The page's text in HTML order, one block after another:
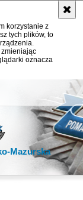
korzystanie z
tych plików, to
zmieniając
oznacza
Mazurska